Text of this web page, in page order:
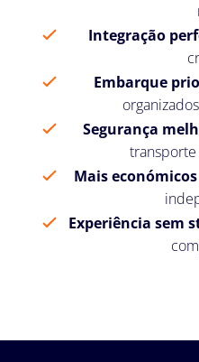
Integração
Embarque
Segurança
Mais económicos
Experiência sem